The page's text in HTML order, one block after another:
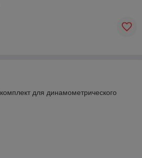
для динамометрического